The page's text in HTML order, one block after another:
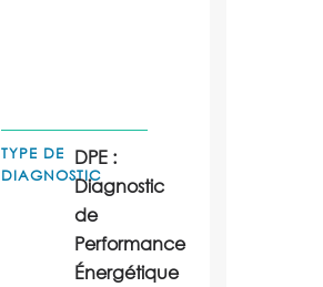
TYPE DE
DIAGNOSTIC
DPE :
Diagnostic
de
Performance
Énergétique